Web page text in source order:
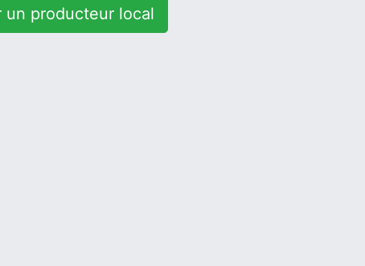
producteur local